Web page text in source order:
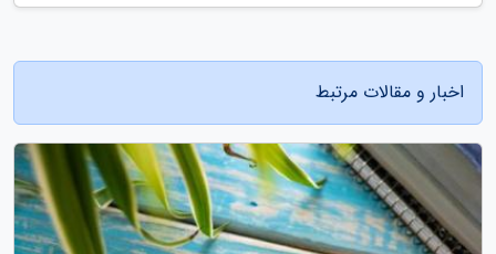
اخبار و مقالات مرتبط